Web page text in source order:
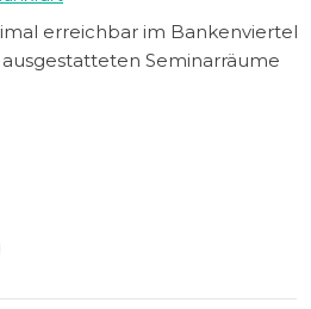
erreichbar im Bankenviertel
Seminarräume